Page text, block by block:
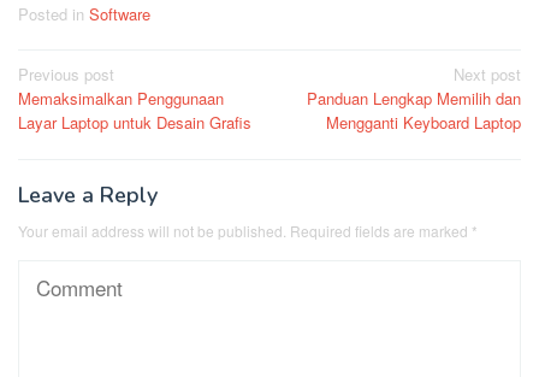
Posted in Software
Post
navigation
Previous post
Memaksimalkan Penggunaan
Layar Laptop untuk Desain Grafis
Next post
Panduan Lengkap Memilih dan
Mengganti Keyboard Laptop
Leave a Reply
Your email address will not be published. Required fields are marked *